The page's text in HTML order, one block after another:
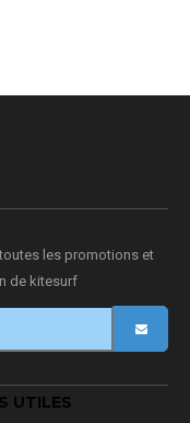
les promotions et
de kitesurf
UTILES